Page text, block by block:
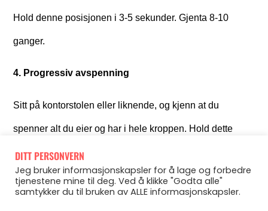
Hold denne posisjonen i 3-5 sekunder. Gjenta 8-10
ganger.
4. Progressiv avspenning
Sitt på kontorstolen eller liknende, og kjenn at du
spenner alt du eier og har i hele kroppen. Hold dette
spennet i 5 sekunder, før du slipper løs alt av spenninger.
Gjenta 8-10 ganger, og kjenn hvordan øvelsen hjelper
deg og kroppen din til å skille mellom spent og avslappet
DITT PERSONVERN
Jeg bruker informasjonskapsler for å lage og forbedre
tjenestene mine til deg. Ved å klikke "Godta alle"
samtykker du til bruken av ALLE informasjonskapsler.